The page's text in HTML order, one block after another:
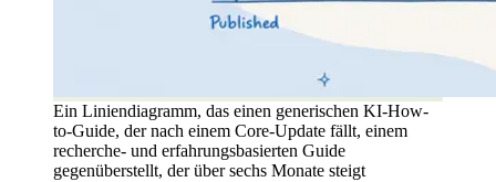
Ein Liniendiagramm, das einen generischen KI-How-
to-Guide, der nach einem Core-Update fällt, einem
recherche- und erfahrungsbasierten Guide
gegenüberstellt, der über sechs Monate steigt